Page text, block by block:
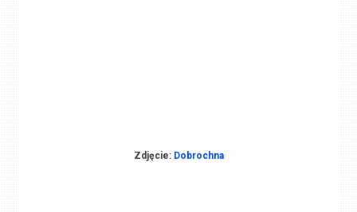
Zdjęcie: Dobrochna